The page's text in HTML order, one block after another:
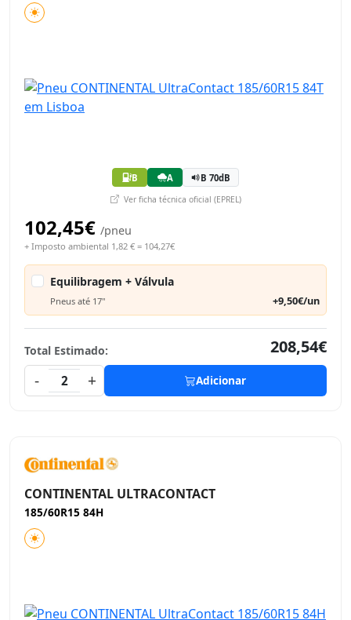
B A B 70dB
Ver ficha técnica oficial (EPREL)
102,45€ /pneu
+ Imposto ambiental 1,82 € = 104,27€
Equilibragem + Válvula
Pneus até 17" +9,50€/un
Total Estimado:
208,54€
-
2 + Adicionar
CONTINENTAL ULTRACONTACT
185/60R15 84H